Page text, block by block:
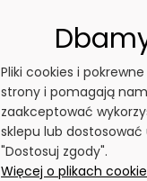
Konsola -
Pliki cookies i
strony i pomagają
zaakceptować
sklepu lub
"Dostosuj zgody".
Więcej o plikach